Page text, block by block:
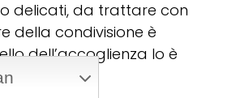
delicati, da trattare con
della condivisione è
dell’accoglienza lo è